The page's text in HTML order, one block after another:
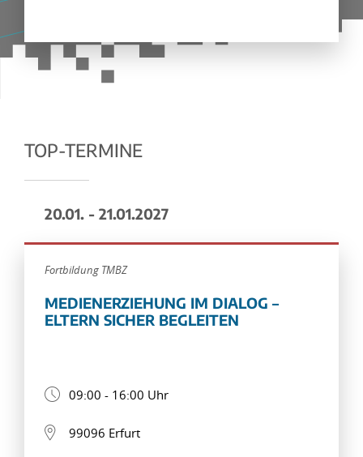
TOP-TERMINE
20.01. - 21.01.2027
Fortbildung TMBZ
MEDIENERZIEHUNG IM DIALOG –
ELTERN SICHER BEGLEITEN
09:00 - 16:00 Uhr
99096 Erfurt